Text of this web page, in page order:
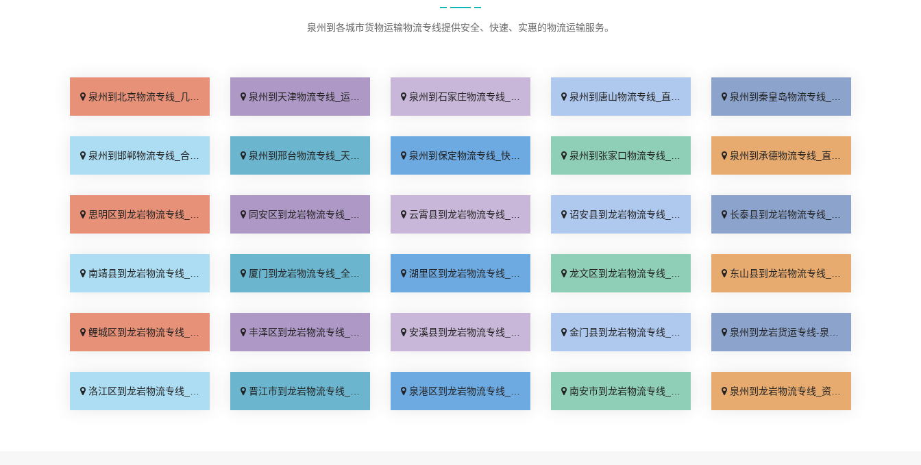
泉州到各城市货物运输物流专线提供安全、快速、实惠的物流运输服务。
泉州到北京物流专线_几天到达「按时送达」 泉州到天津物流专线_运价查询「实时跟踪 」 泉州到石家庄物流专线_无需中转「来电咨询」 泉州到唐山物流专线_直达特快专线「市县闪送」 泉州到秦皇岛物流专线_直通专线「高效快运」
泉州到邯郸物流专线_合理收费「零担配货」 泉州到邢台物流专线_天天发车「高速快运」 泉州到保定物流专线_快运有保障「一站直达」 泉州到张家口物流专线_直达特快专线「门到门接送」 泉州到承德物流专线_直达到站「运费多少」
思明区到龙岩物流专线_直达特快专线「保证时效」 同安区到龙岩物流专线_按时送达「门到门配送」 云霄县到龙岩物流专线_按时送达「上门取件」 诏安县到龙岩物流专线_快速直达「快运直达」 长泰县到龙岩物流专线_市县闪送「运费多少」
南靖县到龙岩物流专线_高效运输「来电咨询」 厦门到龙岩物流专线_全境配送「送货到门」 湖里区到龙岩物流专线_天天发车「急你所需」 龙文区到龙岩物流专线_运价实惠「多久时间」 东山县到龙岩物流专线_合理收费「整车配货」
鲤城区到龙岩物流专线_快运有保障「一站直达」 丰泽区到龙岩物流专线_运价查询「直达往返」 安溪县到龙岩物流专线_按时送达「资质齐全」 金门县到龙岩物流专线_专线直达「直达往返」 泉州到龙岩货运专线-泉州到龙岩物流公司_一站式托运「无需中转」
洛江区到龙岩物流专线_运价行情「运价实惠」 晋江市到龙岩物流专线_门到门配送「价格透明」 泉港区到龙岩物流专线_天天发车「全程直达」 南安市到龙岩物流专线_准时到货「实时跟踪 」 泉州到龙岩物流专线_资质齐全「运费多少」